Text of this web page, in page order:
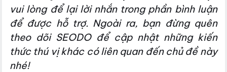
vui lòng để lại lời nhắn trong phần bình luận
để được hỗ trợ. Ngoài ra, bạn đừng quên
theo dõi SEODO để cập nhật những kiến
thức thú vị khác có liên quan đến chủ đề này
nhé!